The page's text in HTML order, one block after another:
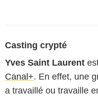
Casting crypté
Yves Saint Laurent
Canal+. En effet, une
a travaillé ou travaille